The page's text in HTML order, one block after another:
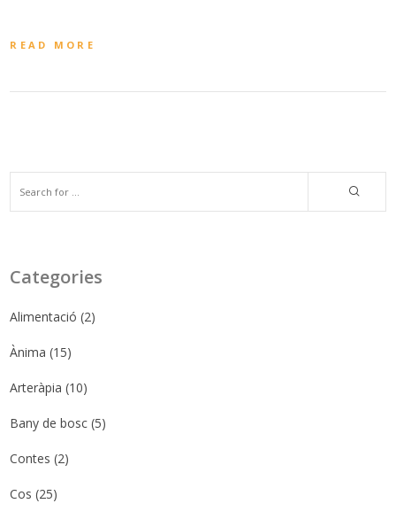
READ MORE
Categories
Alimentació (2)
Ànima (15)
Arteràpia (10)
Bany de bosc (5)
Contes (2)
Cos (25)